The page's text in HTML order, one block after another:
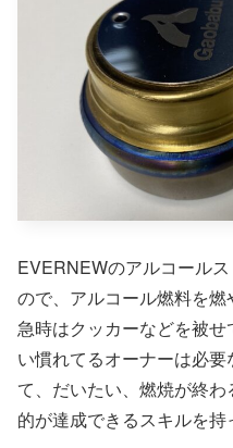
EVERNEWのアルコール
ので、アルコール燃料を
急時はクッカーなどを被
い慣れてるオーナーは必
て、だいたい、燃焼が終
的が達成できるスキルを持